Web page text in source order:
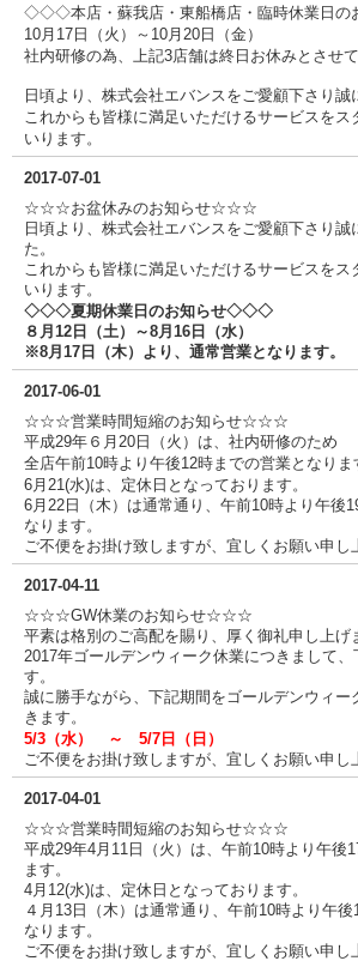
◇◇◇本店・蘇我店 ・東船橋店・臨時休業日
10月17日（火）～10月20日（金）
社内研修の為、上記3店舗は終日お休みとさせて
日頃より、株式会社エバンスをご愛顧下さり誠
これからも皆様に満足いただけるサービスをス
いります。
2017-07-01
☆☆☆お盆休みのお知らせ☆☆☆
日頃より、株式会社エバンスをご愛顧下さり誠
た。
これからも皆様に満足いただけるサービスをス
いります。
◇◇◇夏期休業日のお知らせ◇◇◇
８月12日（土）～8月16日（水）
※8月17日（木）より、通常営業となります。
2017-06-01
☆☆☆営業時間短縮のお知らせ☆☆☆
平成29年６月20日（火）は、社内研修のため
全店午前10時より午後12時までの営業となりま
6月21(水)は、定休日となっております。
6月22日（木）は通常通り、午前10時より午後
なります。
ご不便をお掛け致しますが、宜しくお願い申し
2017-04-11
☆☆☆GW休業のお知らせ☆☆☆
平素は格別のご高配を賜り、厚く御礼申し上げ
2017年ゴールデンウィーク休業につきまして、
す。
誠に勝手ながら、下記期間をゴールデンウィー
きます。
5/3（水） ～ 5/7日（日）
ご不便をお掛け致しますが、宜しくお願い申し
2017-04-01
☆☆☆営業時間短縮のお知らせ☆☆☆
平成29年4月11日（火）は、午前10時より午後
ます。
4月12(水)は、定休日となっております。
４月13日（木）は通常通り、午前10時より午
なります。
ご不便をお掛け致しますが、宜しくお願い申し